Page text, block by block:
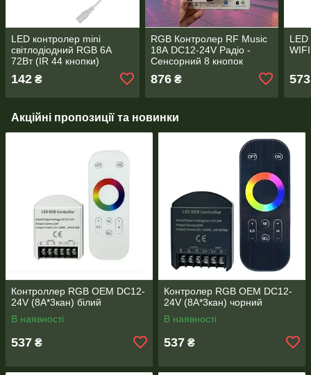
LED контролер mini
світлодіодний RGB 6А
72Вт (IR 44 кнопки)
142 ₴
RGB Контролер RF Music
18А DC12-24V Радіо -
Сенсорний 8 кнопок
876₴
LED
573
Акційні пропозиції та новинки
Контроллер RGB OEM DC12-
24V (8A*3кан) білий
В наявності
537 ₴
Контролер RGB OEM DC12-
24V (8A*3кан) чорний
В наявності
537 ₴